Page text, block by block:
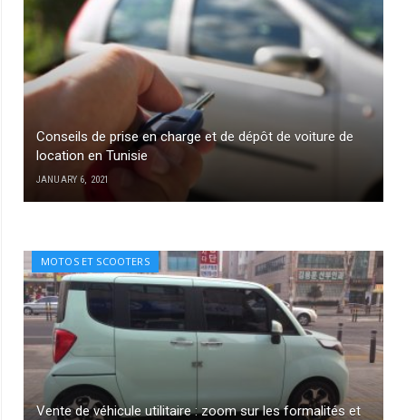
Conseils de prise en charge et de dépôt de voiture de
location en Tunisie
JANUARY 6, 2021
MOTOS ET SCOOTERS
Vente de véhicule utilitaire : zoom sur les formalités et